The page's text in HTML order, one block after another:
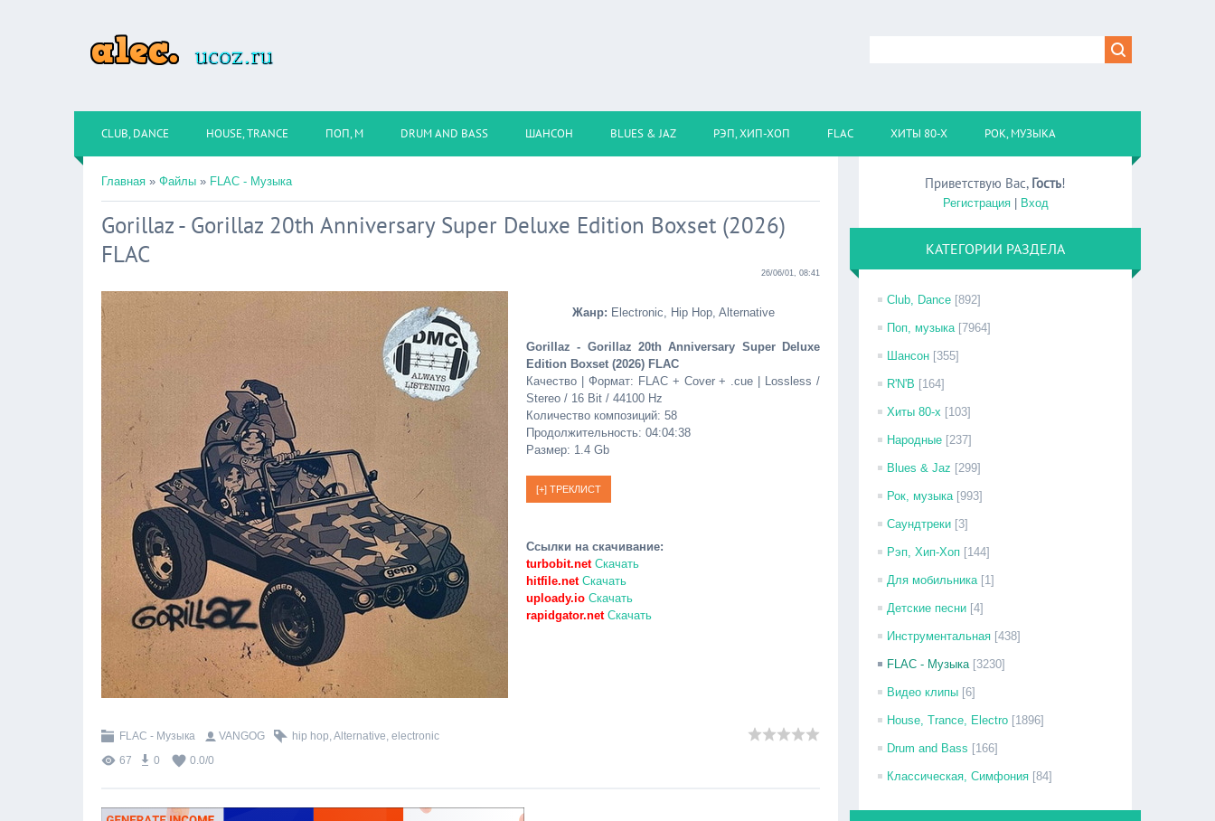
CLUB, DANCE HOUSE, TRANCE ПОП, М DRUM AND BASS ШАНСОН BLUES & JAZ РЭП, ХИП-ХОП FLAC ХИТЫ 80-Х РОК, МУЗЫКА
Главная » Файлы » FLAC - Музыка
Gorillaz - Gorillaz 20th Anniversary Super Deluxe Edition Boxset (2026)
FLAC
26/06/01, 08:41
Жанр: Electronic, Hip Hop, Alternative
Gorillaz - Gorillaz 20th Anniversary Super Deluxe
Edition Boxset (2026) FLAC
Качество | Формат: FLAC + Cover + .cue | Lossless /
Stereo / 16 Bit / 44100 Hz
Количество композиций: 58
Продолжительность: 04:04:38
Размер: 1.4 Gb
Ссылки на скачивание:
turbobit.netСкачать
hitfile.netСкачать
uploady.io Скачать
rapidgator.netСкачать
FLAC - Музыка VANGOG hip hop,Alternative, electronic
67
0 0.0/0
Приветствую Вас, Гость!
Регистрация| Вход
КАТЕГОРИИ РАЗДЕЛА
Club, Dance [892]
Поп, музыка [7964]
Шансон [355]
R'N'B [164]
Хиты 80-х [103]
Народные [237]
Blues & Jaz [299]
Рок, музыка [993]
Саундтреки [3]
Рэп, Хип-Хоп [144]
Для мобильника [1]
Детские песни [4]
Инструментальная [438]
FLAC - Музыка [3230]
Видео клипы [6]
House, Trance, Electro [1896]
Drum and Bass [166]
Классическая, Симфония [84]